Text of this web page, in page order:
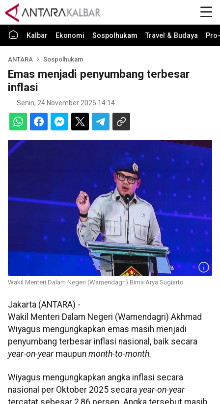
Kalbar Ekonomi Sospolhukam Travel & Budaya
ANTARA Sospolhukam
Emas menjadi penyumbang terbesar
inflasi
Senin, 24 November 2025 14:14
Wakil Menteri Dalam Negeri (Wamendagri) Bima Arya Sugiarto
Jakarta (ANTARA) -
Wakil Menteri Dalam Negeri (Wamendagri) Akhmad
Wiyagus mengungkapkan emas masih menjadi
penyumbang terbesar inflasi nasional, baik secara
year-on-year maupun month-to-month.
Wiyagus mengungkapkan angka inflasi secara
nasional per Oktober 2025 secara year-on-year
tercatat sebesar 2,86 persen. Angka tersebut masih